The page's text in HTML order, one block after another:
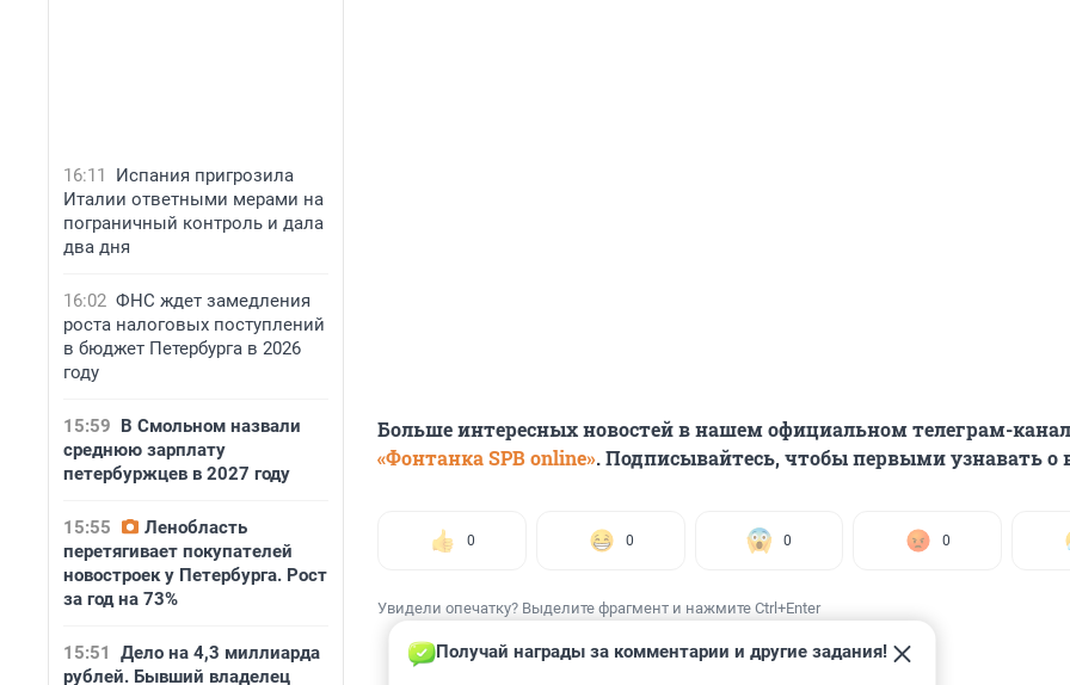
16:11
Испания пригрозила
Италии ответными мерами на
пограничный контроль и дала
два дня
16:02 ФНС ждет замедления
роста налоговых поступлений
в бюджет Петербурга в 2026
году
15:59 В Смольном назвали
среднюю зарплату
петербуржцев в 2027 году
15:55
Ленобласть
перетягивает покупателей
новостроек у Петербурга. Рост
за год на 73%
15:51
Дело на 4,3 миллиарда
рублей. Бывший владелец
Больше интересных новостей в нашем официальном телеграм-
«Фонтанка SPB online». Подписывайтесь, чтобы первыми узнавать о
0 0 0 0
Увидели опечатку? Выделите фрагмент и нажмите Ctrl+Enter
Получай награды за комментарии и другие задания!